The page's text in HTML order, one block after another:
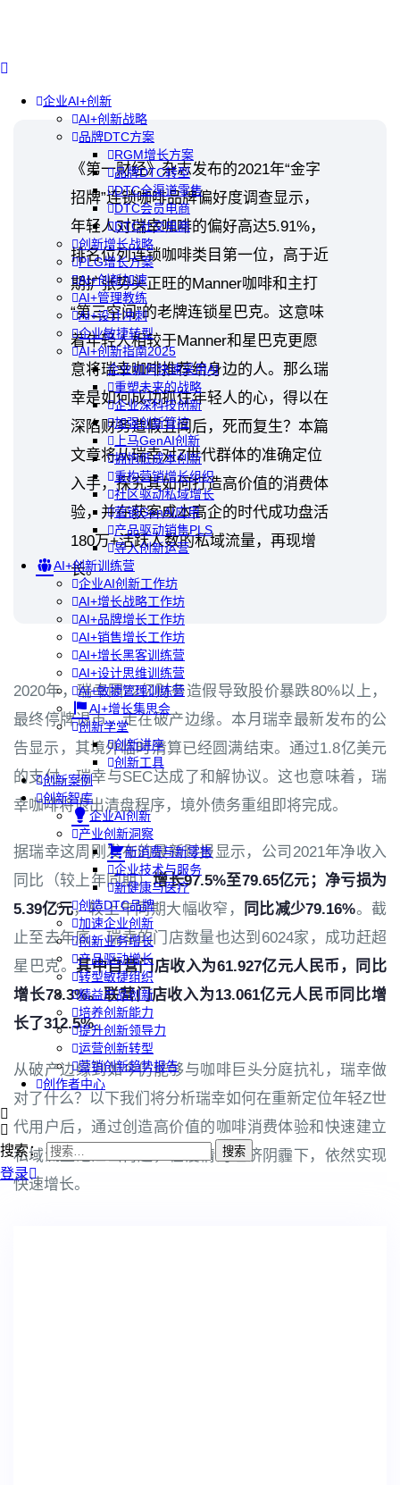
企业AI+创新
AI+创新战略
品牌DTC方案
RGM增长方案
品牌DTC转型
DTC全渠道零售
DTC会员电商
DTC社交电商
创新增长战略
PLG增长方案
AI+创新加速
AI+管理教练
AI+设计冲刺
企业敏捷转型
AI+创新指南2025
企业如何快速采用AI
重塑未来的战略
企业深科技创新
加强创新管控
上马GenAI创新
拥抱低成本创新
重构营销增长组织
社区驱动私域增长
营销GenAI应用
产品驱动销售PLS
导入创新运营
AI+创新训练营
企业AI创新工作坊
AI+增长战略工作坊
AI+品牌增长工作坊
AI+销售增长工作坊
AI+增长黑客训练营
AI+设计思维训练营
AI+敏捷管理训练营
AI+增长集思会
创新学堂
创新讲座
创新工具
创新案例
创新智库
企业AI创新
产业创新洞察
新消费与新零售
企业技术与服务
新健康与医疗
创造DTC品牌
加速企业创新
创新业务增长
产品驱动增长
转型敏捷组织
精益产品创新
培养创新能力
提升创新领导力
运营创新转型
营销创新趋势报告
创作者中心
搜索：
登录
《第一财经》杂志发布的2021年“金字
招牌”连锁咖啡品牌偏好度调查显示，
年轻人对瑞幸咖啡的偏好高达5.91%，
排名位列连锁咖啡类目第一位，高于近
期扩张势头正旺的Manner咖啡和主打
“第三空间”的老牌连锁星巴克。这意味
着年轻人相较于Manner和星巴克更愿
意将瑞幸咖啡推荐给身边的人。那么瑞
幸是如何成功抓住年轻人的心，得以在
深陷财务造假丑闻后，死而复生？本篇
文章将从瑞幸对Z世代群体的准确定位
入手，探究其如何打造高价值的消费体
验，并在获客成本高企的时代成功盘活
180万+活跃人数的私域流量，再现增
长。
2020年，瑞幸因22亿财务造假导致股价暴跌80%以上，
最终停牌退市，走在破产边缘。本月瑞幸最新发布的公
告显示，其境外临时清算已经圆满结束。通过1.8亿美元
的支付，瑞幸与SEC达成了和解协议。这也意味着，瑞
幸咖啡将退出清盘程序，境外债务重组即将完成。
据瑞幸这周刚发布的最新财报显示，公司2021年净收入
同比（较上年同期）增长97.5%至79.65亿元；净亏损为
5.39亿元，较上年同期大幅收窄， 同比减少79.16%。截
止至去年底，瑞幸的门店数量也达到6024家，成功赶超
星巴克。其中自营门店收入为61.927亿元人民币，同比
增长78.3%。联营门店收入为13.061亿元人民币同比增
长了312.5%。
从破产边缘到如今仍能够与咖啡巨头分庭抗礼，瑞幸做
对了什么？以下我们将分析瑞幸如何在重新定位年轻Z世
代用户后，通过创造高价值的咖啡消费体验和快速建立
私域流量池江山再起，在疫情的经济阴霾下，依然实现
快速增长。